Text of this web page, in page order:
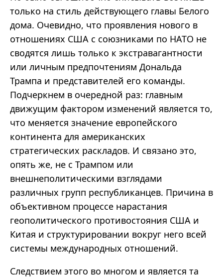
только на стиль действующего главы Белого
дома. Очевидно, что проявления нового в
отношениях США с союзниками по НАТО не
сводятся лишь только к экстравагантности
или личным предпочтениям Дональда
Трампа и представителей его команды.
Подчеркнем в очередной раз: главным
движущим фактором изменений является то,
что меняется значение европейского
континента для американских
стратегических раскладов. И связано это,
опять же, не с Трампом или
внешнеполитическими взглядами
различных групп республиканцев. Причина в
объективном процессе нарастания
геополитического противостояния США и
Китая и структурировании вокруг него всей
системы международных отношений.
Следствием этого во многом и является та